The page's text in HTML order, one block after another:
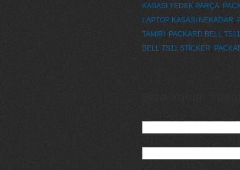
KASASI YEDEK PARÇA,
LAPTOP KASASI NEKADAR,
TAMİRİ , PACKARD BELL
BELL TS11 STİCKER,